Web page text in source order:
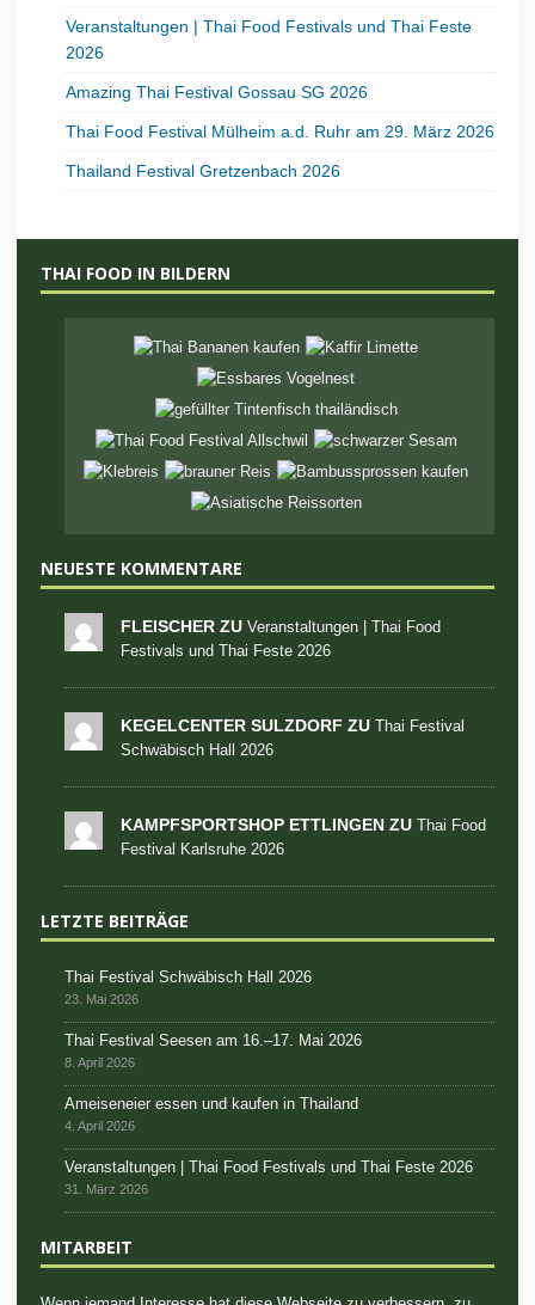
Veranstaltungen | Thai Food Festivals und Thai Feste
2026
Amazing Thai Festival Gossau SG 2026
Thai Food Festival Mülheim a.d. Ruhr am 29. März 2026
Thailand Festival Gretzenbach 2026
THAI FOOD IN BILDERN
NEUESTE KOMMENTARE
FLEISCHER ZU Veranstaltungen | Thai Food
Festivals und Thai Feste 2026
KEGELCENTER SULZDORF ZU Thai Festival
Schwäbisch Hall 2026
KAMPFSPORTSHOP ETTLINGEN ZU Thai Food
Festival Karlsruhe 2026
LETZTE BEITRÄGE
Thai Festival Schwäbisch Hall 2026
23. Mai 2026
Thai Festival Seesen am 16.–17. Mai 2026
8. April 2026
Ameiseneier essen und kaufen in Thailand
4. April 2026
Veranstaltungen | Thai Food Festivals und Thai Feste 2026
31. März 2026
MITARBEIT